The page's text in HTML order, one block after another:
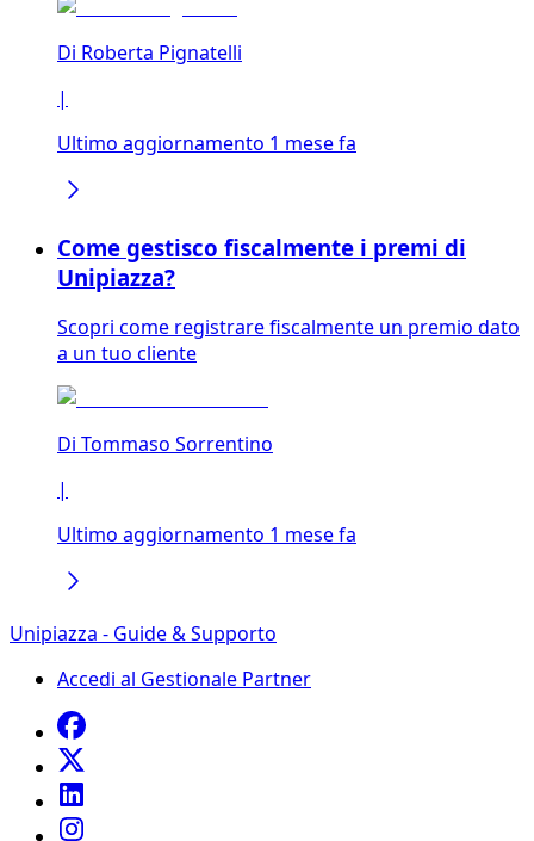
Di Roberta Pignatelli
|
Ultimo aggiornamento 1 mese fa
Come gestisco fiscalmente i premi di
Unipiazza?
Scopri come registrare fiscalmente un premio dato
a un tuo cliente
Di Tommaso Sorrentino
|
Ultimo aggiornamento 1 mese fa
Unipiazza - Guide & Supporto
Accedi al Gestionale Partner